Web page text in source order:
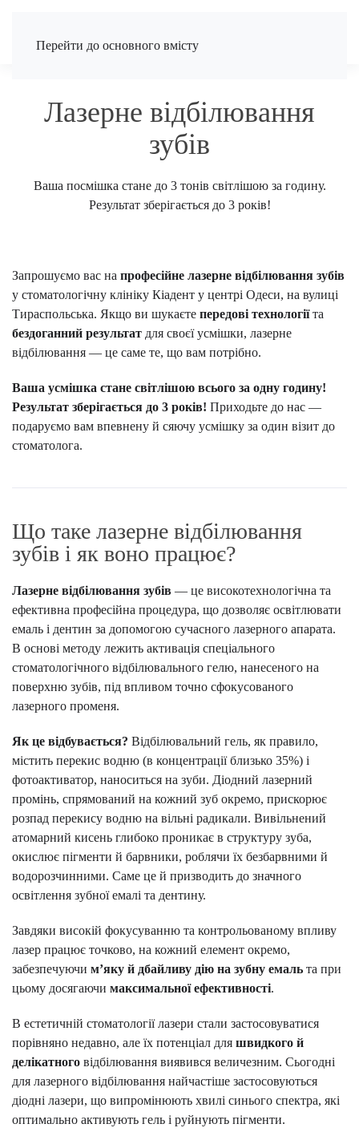
Перейти до основного вмісту
Лазерне відбілювання
зубів
Ваша посмішка стане до 3 тонів світлішою за годину.
Результат зберігається до 3 років!
Запрошуємо вас на професійне лазерне відбілювання зубів
у стоматологічну клініку Кіадент у центрі Одеси, на вулиці
Тираспольська. Якщо ви шукаєте передові технологіїта
бездоганний результат для своєї усмішки, лазерне
відбілювання — це саме те, що вам потрібно.
Ваша усмішка стане світлішою всього за одну годину!
Результат зберігається до 3 років! Приходьте до нас —
подаруємо вам впевнену й сяючу усмішку за один візит до
стоматолога.
Що таке лазерне відбілювання
зубів і як воно працює?
Лазерне відбілювання зубів — це високотехнологічна та
ефективна професійна процедура, що дозволяє освітлювати
емаль і дентин за допомогою сучасного лазерного апарата.
В основі методу лежить активація спеціального
стоматологічного відбілювального гелю, нанесеного на
поверхню зубів, під впливом точно сфокусованого
лазерного променя.
Як це відбувається? Відбілювальний гель, як правило,
містить перекис водню (в концентрації близько 35%) і
фотоактиватор, наноситься на зуби. Діодний лазерний
промінь, спрямований на кожний зуб окремо, прискорює
розпад перекису водню на вільні радикали. Вивільнений
атомарний кисень глибоко проникає в структуру зуба,
окислює пігменти й барвники, роблячи їх безбарвними й
водорозчинними. Саме це й призводить до значного
освітлення зубної емалі та дентину.
Завдяки високій фокусуванню та контрольованому впливу
лазер працює точково, на кожний елемент окремо,
забезпечуючи м’яку й дбайливу дію на зубну емаль та при
цьому досягаючи максимальної ефективності.
В естетичній стоматології лазери стали застосовуватися
порівняно недавно, але їх потенціал для швидкого й
делікатного відбілювання виявився величезним. Сьогодні
для лазерного відбілювання найчастіше застосовуються
діодні лазери, що випромінюють хвилі синього спектра, які
оптимально активують гель і руйнують пігменти.